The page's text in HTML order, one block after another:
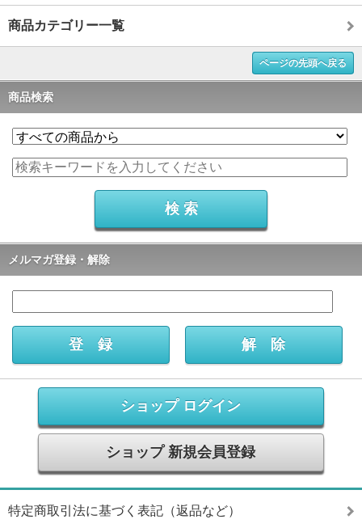
商品カテゴリー一覧
ページの先頭へ戻る
商品検索
メルマガ登録・解除
ショップ ログイン
ショップ 新規会員登録
特定商取引法に基づく表記（返品など）